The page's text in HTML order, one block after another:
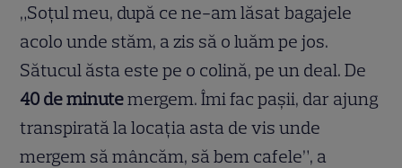
„Soțul meu, după ce ne-am lăsat bagajele
acolo unde stăm, a zis să o luăm pe jos.
Sătucul ăsta este pe o colină, pe un deal. De
40 de minutemergem. Îmi fac pașii, dar ajung
transpirată la locația asta de vis unde
mergem să mâncăm, să bem cafele”, a